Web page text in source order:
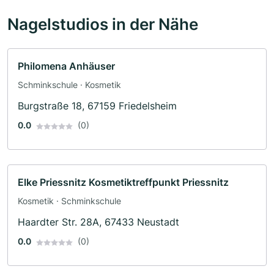
Nagelstudios in der Nähe
Philomena Anhäuser
Schminkschule · Kosmetik
Burgstraße 18, 67159 Friedelsheim
0.0 (0)
Elke Priessnitz Kosmetiktreffpunkt Priessnitz
Kosmetik · Schminkschule
Haardter Str. 28A, 67433 Neustadt
0.0 (0)